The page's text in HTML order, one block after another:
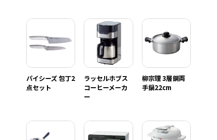
パイシーズ 包丁2
点セット
ラッセルホブス
コーヒーメーカ
ー
柳宗理 3層鋼両
手鍋22cm